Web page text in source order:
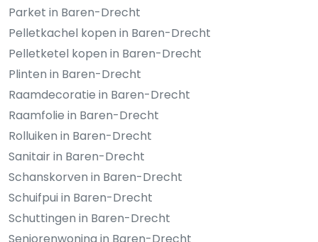
Parket in Baren-Drecht
Pelletkachel kopen in Baren-Drecht
Pelletketel kopen in Baren-Drecht
Plinten in Baren-Drecht
Raamdecoratie in Baren-Drecht
Raamfolie in Baren-Drecht
Rolluiken in Baren-Drecht
Sanitair in Baren-Drecht
Schanskorven in Baren-Drecht
Schuifpui in Baren-Drecht
Schuttingen in Baren-Drecht
Seniorenwoning in Baren-Drecht